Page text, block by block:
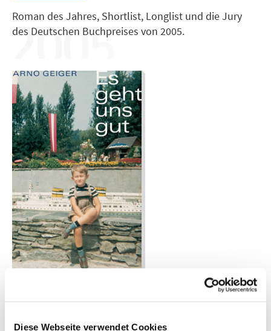
Diese Webseite verwendet Cookies
Roman des Jahres, Shortlist, Longlist und die Jury
des Deutschen Buchpreises von 2005.
Roman des Jahres 2005